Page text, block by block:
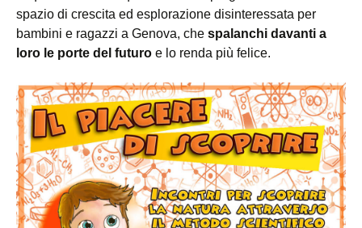
spazio di crescita ed esplorazione disinteressata per
bambini e ragazzi a Genova, che spalanchi davanti a
loro le porte del futuro e lo renda più felice.